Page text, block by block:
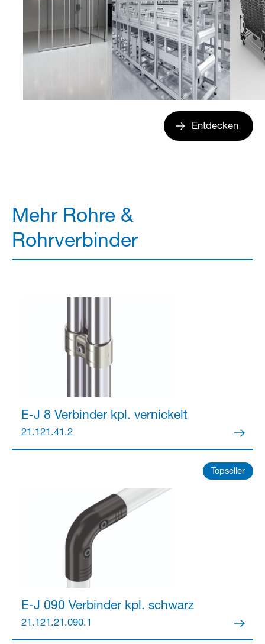
Entdecken
Mehr Rohre &
Rohrverbinder
E-J 8 Verbinder kpl. vernickelt
21.121.41.2
Topseller
E-J 090 Verbinder kpl. schwarz
21.121.21.090.1